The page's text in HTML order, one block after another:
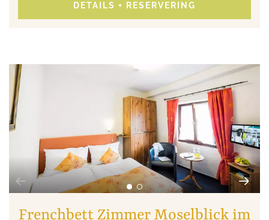
DETAILS + RESERVERING
Frenchbett Zimmer Moselblick im